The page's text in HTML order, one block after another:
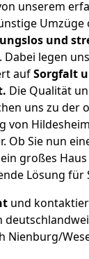
unserem
Umzüge
und
legen
aufSorgfalt
Die Qualität
uns zu der
von
Ob Sie nun
großes
Lösung für
und
Nienburg/